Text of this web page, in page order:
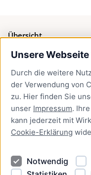
Unsere
Durch die weitere
der Verwendung von
zu. Hier finden Sie
unser Impressum.
kann jederzeit mit
Cookie-Erklärung
Notwendig
Übersicht
Bürgerservice
Presse
Newsletter Lübeck:kompakt
Kontakt
Kontakt
Datenschutzhinweise